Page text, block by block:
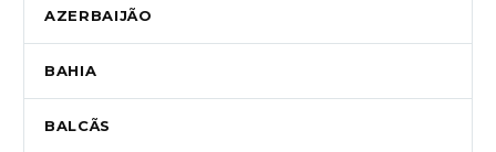
AZERBAIJÃO
BAHIA
BALCÃS